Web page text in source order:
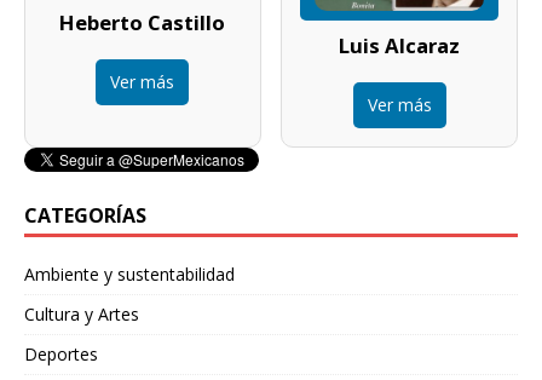
Heberto Castillo
Ver más
Luis Alcaraz
Ver más
CATEGORÍAS
Ambiente y sustentabilidad
Cultura y Artes
Deportes